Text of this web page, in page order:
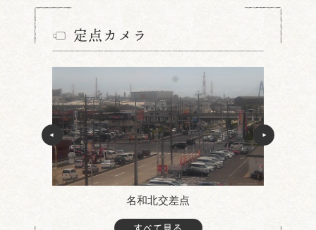
定点カメラ
名和北交差点
すべて見る